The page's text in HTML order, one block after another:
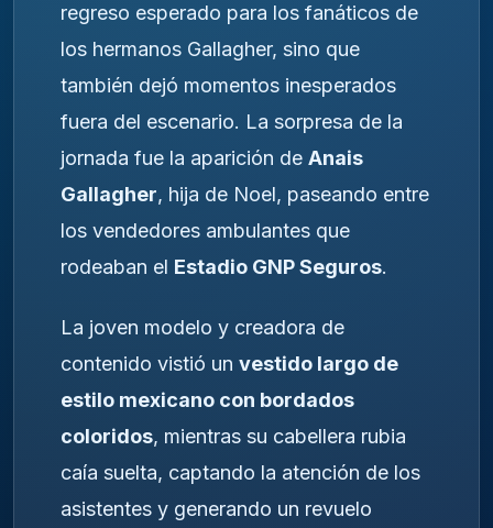
regreso esperado para los fanáticos de
los hermanos Gallagher, sino que
también dejó momentos inesperados
fuera del escenario. La sorpresa de la
jornada fue la aparición de Anais
Gallagher, hija de Noel, paseando entre
los vendedores ambulantes que
rodeaban el Estadio GNP Seguros.
La joven modelo y creadora de
contenido vistió un vestido largo de
estilo mexicano con bordados
coloridos, mientras su cabellera rubia
caía suelta, captando la atención de los
asistentes y generando un revuelo